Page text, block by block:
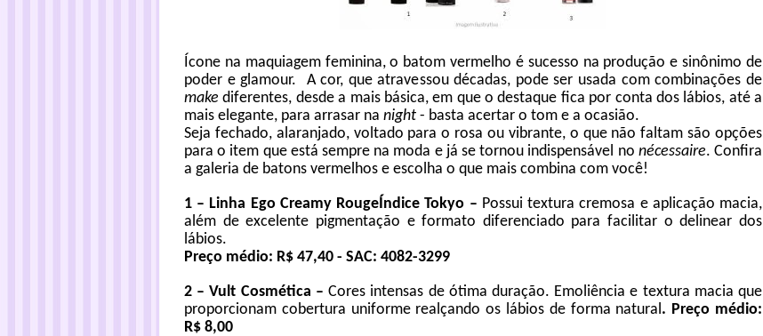
Ícone na maquiagem feminina, o batom vermelho é sucesso na produção e sinônimo de
poder e glamour. A cor, que atravessou décadas, pode ser usada com combinações de
make diferentes, desde a mais básica, em que o destaque fica por conta dos lábios, até a
mais elegante, para arrasar na night - basta acertar o tom e a ocasião.
Seja fechado, alaranjado, voltado para o rosa ou vibrante, o que não faltam são opções
para o item que está sempre na moda e já se tornou indispensável no nécessaire. Confira
a galeria de batons vermelhos e escolha o que mais combina com você!
1 – Linha Ego Creamy RougeÍndice Tokyo – Possui textura cremosa e aplicação macia,
além de excelente pigmentação e formato diferenciado para facilitar o delinear dos
lábios.
Preço médio: R$ 47,40 - SAC: 4082-3299
2 –Vult Cosmética –Cores intensas de ótima duração. Emoliência e textura macia que
proporcionam cobertura uniforme realçando os lábios de forma natural. Preço médio:
R$ 8,00